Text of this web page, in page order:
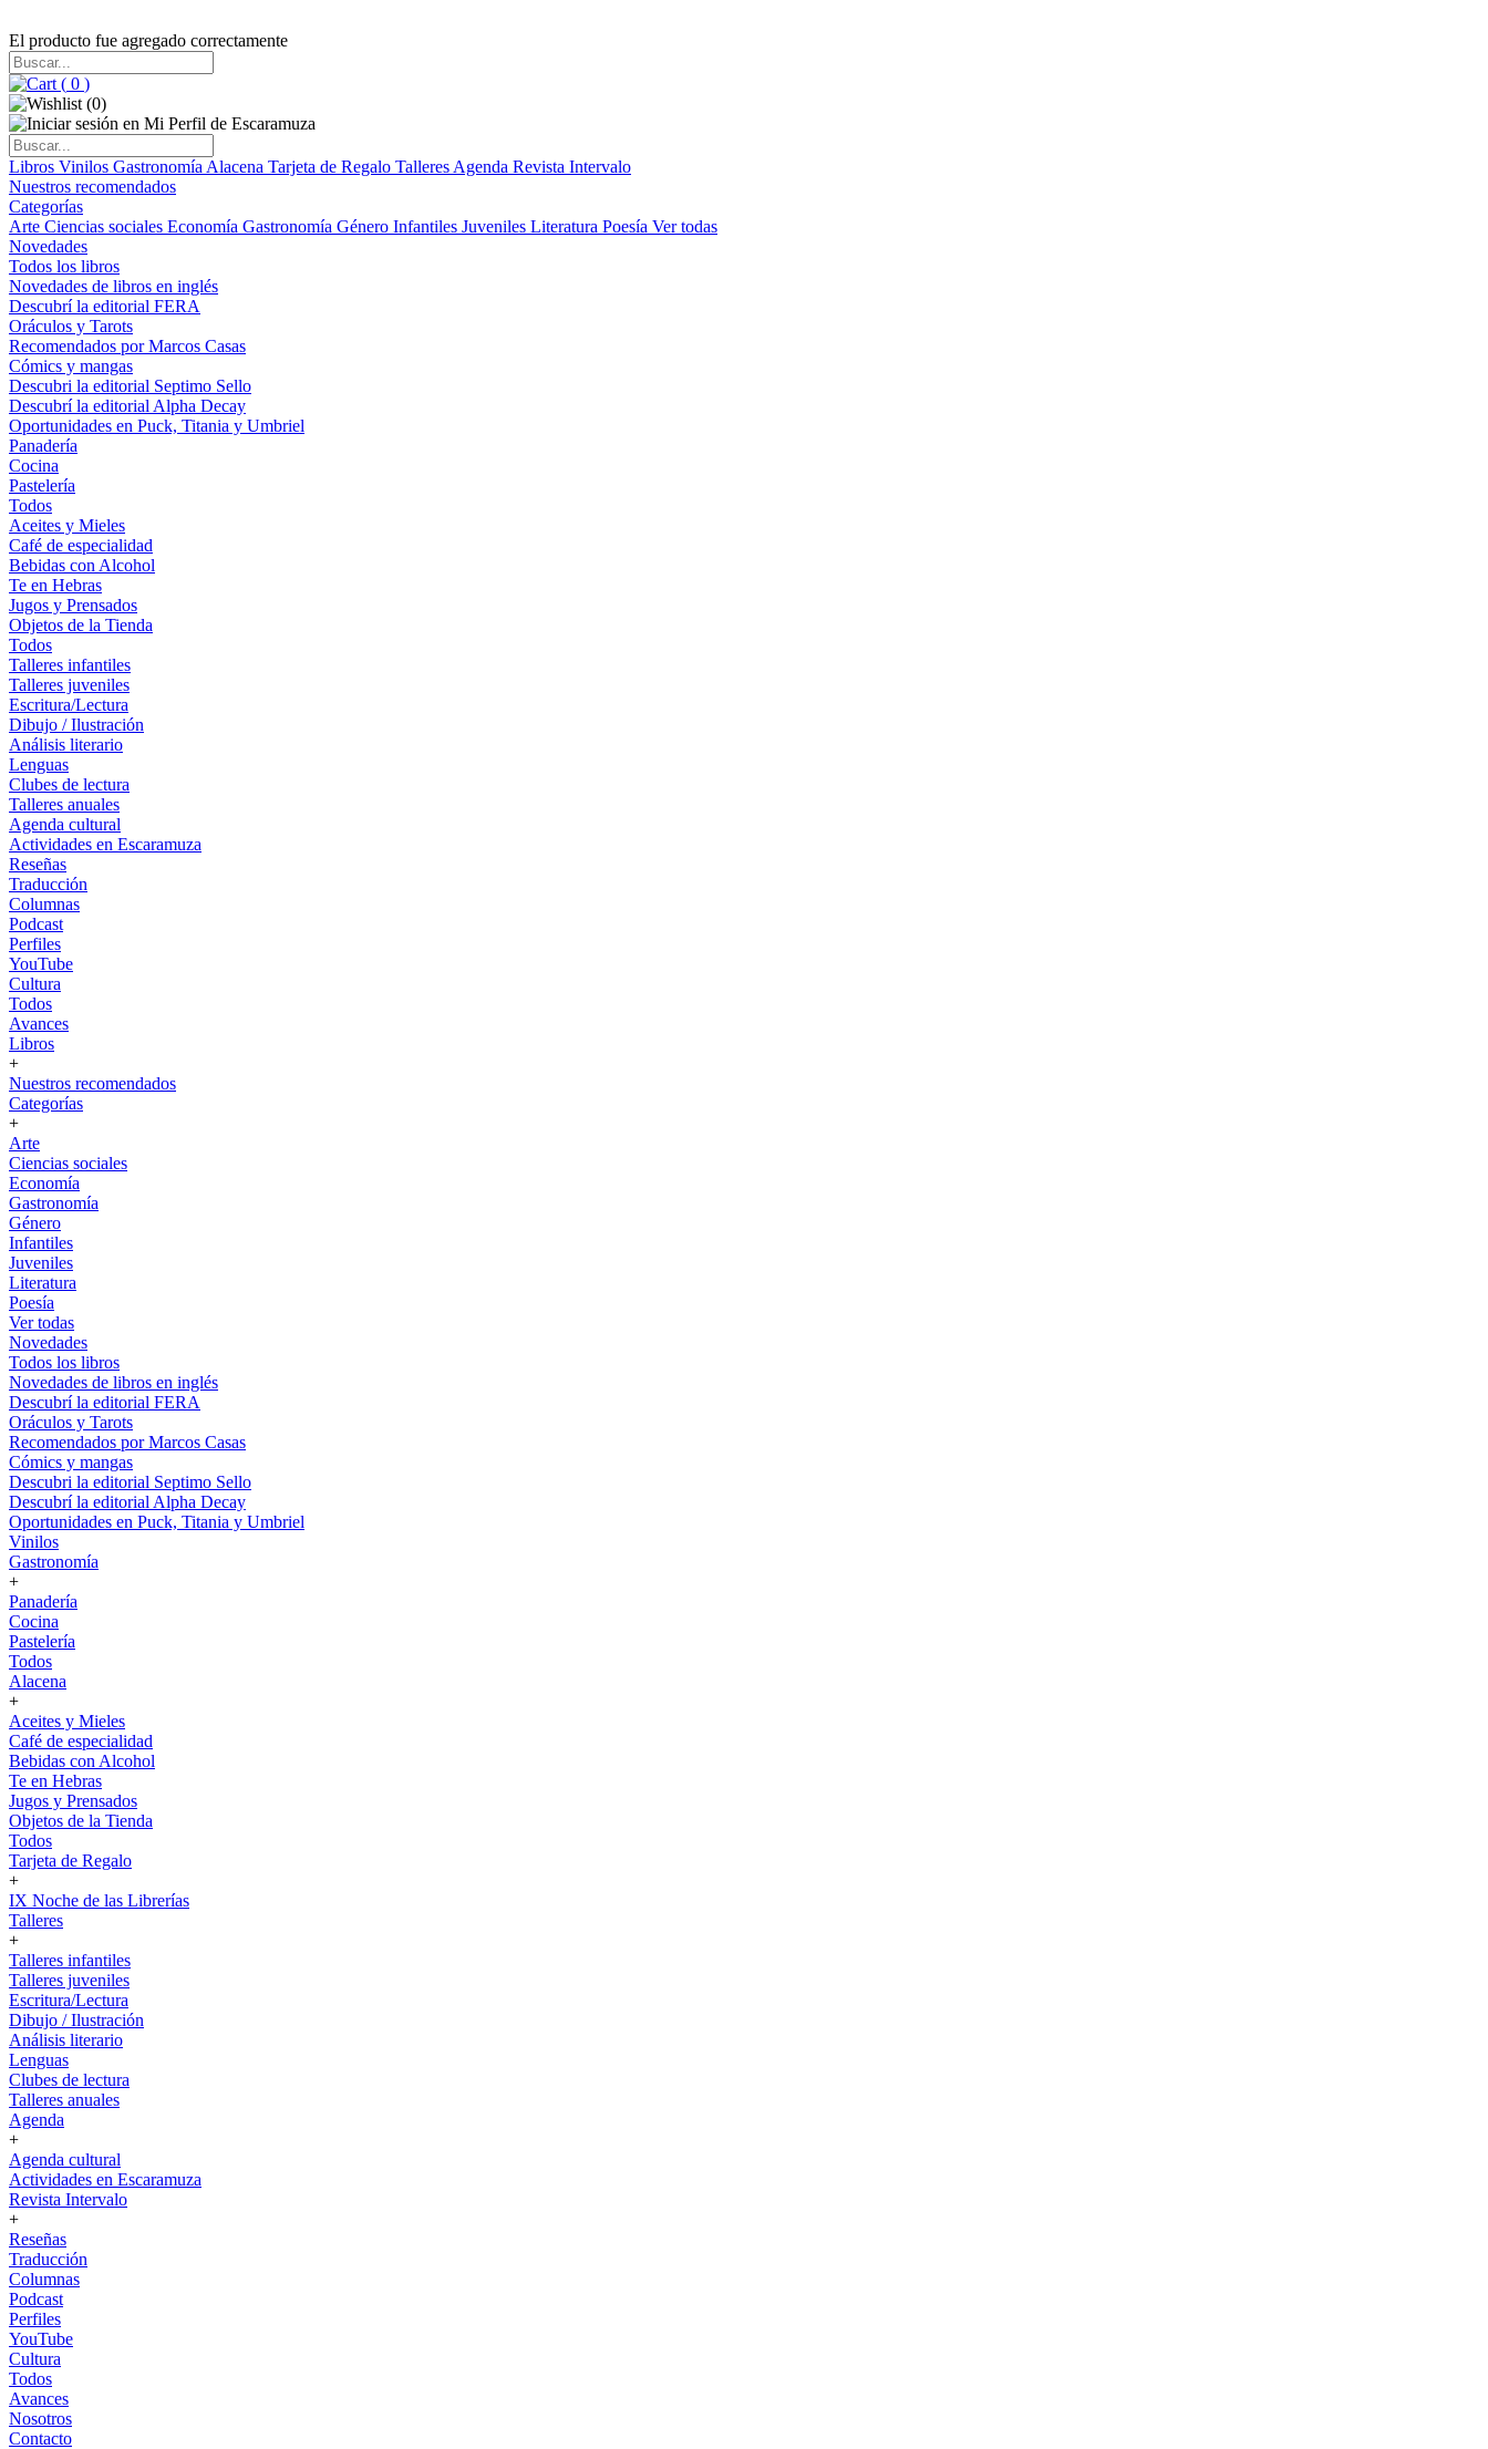
El producto fue agregado correctamente
( 0 )
(0)
Libros Vinilos Gastronomía Alacena Tarjeta de Regalo Talleres Agenda Revista Intervalo
Nuestros recomendados
Categorías
Arte Ciencias sociales Economía Gastronomía Género Infantiles Juveniles Literatura Poesía Ver todas
Novedades
Todos los libros
Novedades de libros en inglés
Descubrí la editorial FERA
Oráculos y Tarots
Recomendados por Marcos Casas
Cómics y mangas
Descubri la editorial Septimo Sello
Descubrí la editorial Alpha Decay
Oportunidades en Puck, Titania y Umbriel
Panadería
Cocina
Pastelería
Todos
Aceites y Mieles
Café de especialidad
Bebidas con Alcohol
Te en Hebras
Jugos y Prensados
Objetos de la Tienda
Todos
Talleres infantiles
Talleres juveniles
Escritura/Lectura
Dibujo / Ilustración
Análisis literario
Lenguas
Clubes de lectura
Talleres anuales
Agenda cultural
Actividades en Escaramuza
Reseñas
Traducción
Columnas
Podcast
Perfiles
YouTube
Cultura
Todos
Avances
Libros
+
Nuestros recomendados
Categorías
+
Arte
Ciencias sociales
Economía
Gastronomía
Género
Infantiles
Juveniles
Literatura
Poesía
Ver todas
Novedades
Todos los libros
Novedades de libros en inglés
Descubrí la editorial FERA
Oráculos y Tarots
Recomendados por Marcos Casas
Cómics y mangas
Descubri la editorial Septimo Sello
Descubrí la editorial Alpha Decay
Oportunidades en Puck, Titania y Umbriel
Vinilos
Gastronomía
+
Panadería
Cocina
Pastelería
Todos
Alacena
+
Aceites y Mieles
Café de especialidad
Bebidas con Alcohol
Te en Hebras
Jugos y Prensados
Objetos de la Tienda
Todos
Tarjeta de Regalo
+
IX Noche de las Librerías
Talleres
+
Talleres infantiles
Talleres juveniles
Escritura/Lectura
Dibujo / Ilustración
Análisis literario
Lenguas
Clubes de lectura
Talleres anuales
Agenda
+
Agenda cultural
Actividades en Escaramuza
Revista Intervalo
+
Reseñas
Traducción
Columnas
Podcast
Perfiles
YouTube
Cultura
Todos
Avances
Nosotros
Contacto